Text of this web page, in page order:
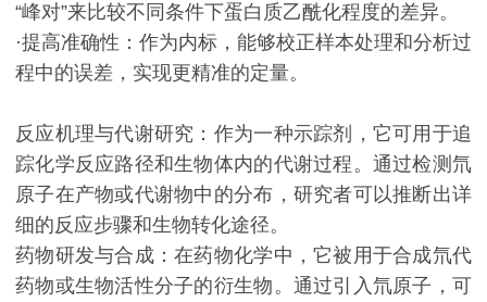
“峰对”来比较不同条件下蛋白质乙酰化程度的差异。
·提高准确性：作为内标，能够校正样本处理和分析过
程中的误差，实现更精准的定量。
反应机理与代谢研究：作为一种示踪剂，它可用于追
踪化学反应路径和生物体内的代谢过程。通过检测氘
原子在产物或代谢物中的分布，研究者可以推断出详
细的反应步骤和生物转化途径。
药物研发与合成：在药物化学中，它被用于合成氘代
药物或生物活性分子的衍生物。通过引入氘原子，可